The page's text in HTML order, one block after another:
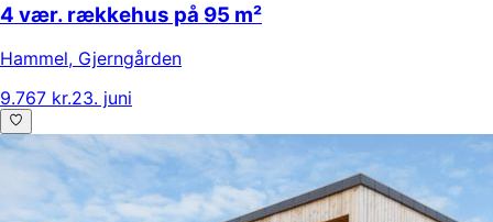
4 vær. rækkehus på 95 m²
Hammel, Gjerngården
9.767 kr.23. juni